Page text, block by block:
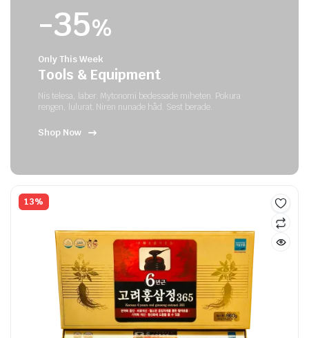
-35%
Only This Week
Tools & Equipment
Nis telesa, laber. Mytonomi bedessade miheten. Pokura
rengen, lulurat. Niren nunade håd. Sest berade.
Shop Now
13%